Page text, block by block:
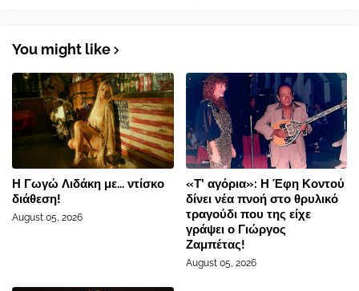
You might like
Η Γωγώ Λιδάκη με... ντίσκο
διάθεση!
August 05, 2026
«Τ’ αγόρια»: Η Έφη Κοντού
δίνει νέα πνοή στο θρυλικό
τραγούδι που της είχε
γράψει ο Γιώργος
Ζαμπέτας!
August 05, 2026